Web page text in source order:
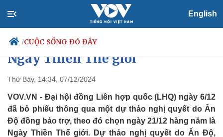
English
/CUỘC SỐNG ĐÓ ĐÂY
Chính trị
Đảng
Tổ chức nhân sự
Quốc hội
Xã hội
Tin 24h
Dự báo thời tiết
Giáo dục
Đại hội đồng LHQ thông qua
Nghị quyết chọn ngày 21/12 là
Ngày Thiền Thế giới
Thứ Bảy, 14:34, 07/12/2024
VOV.VN - Đại hội đồng Liên hợp quốc (LHQ) ngày 6/12
đã bỏ phiếu thông qua một dự thảo nghị quyết do Ấn
Độ đồng bảo trợ, theo đó chọn ngày 21/12 hàng năm là
Ngày Thiền Thế giới. Dự thảo nghị quyết do Ấn Độ,